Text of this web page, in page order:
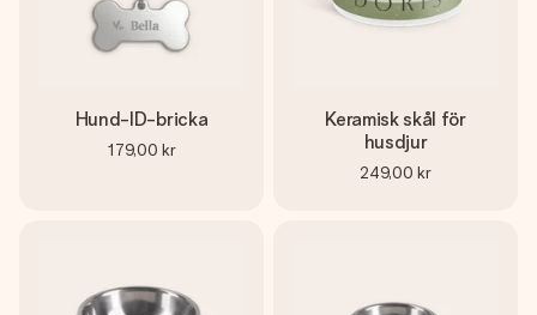
Hund-ID-bricka
179,00 kr
Keramisk skål för
husdjur
249,00 kr